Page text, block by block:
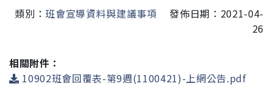
類別： 班會宣導資料與建議事項
發佈日期：2021-04-
26
相關附件：
10902班會回覆表-第9週(1100421)-上網公告.pdf